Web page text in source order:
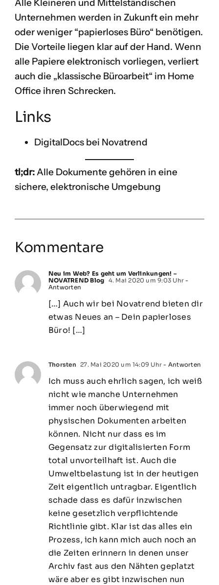
Alle Kleineren und Mittelständischen
Unternehmen werden in Zukunft ein mehr
oder weniger “papierloses Büro“ benötigen.
Die Vorteile liegen klar auf der Hand. Wenn
alle Papiere elektronisch vorliegen, verliert
auch die „klassische Büroarbeit“ im Home
Office ihren Schrecken.
Links
DigitalDocs bei Novatrend
tl;dr: Alle Dokumente gehören in eine
sichere, elektronische Umgebung
Kommentare
Neu im Web? Es geht um Verlinkungen! –
NOVATREND Blog 4. Mai 2020 um 9:03 Uhr -
Antworten
[…] Auch wir bei Novatrend bieten dir
etwas Neues an – Dein papierloses
Büro! […]
Thorsten 27. Mai 2020 um 14:09 Uhr - Antworten
Ich muss auch ehrlich sagen, ich weiß
nicht wie manche Unternehmen
immer noch überwiegend mit
physischen Dokumenten arbeiten
können. Nicht nur dass es im
Gegensatz zur digitalisierten Form
total unvorteilhaft ist. Auch die
Umweltbelastung ist in der heutigen
Zeit eigentlich untragbar. Eigentlich
schade dass es dafür inzwischen
keine gesetzlich verpflichtende
Richtlinie gibt. Klar ist das alles ein
Prozess, ich kann mich auch noch an
die Zeiten erinnern in denen unser
Archiv fast aus den Nähten geplatzt
wäre aber es gibt inzwischen nun